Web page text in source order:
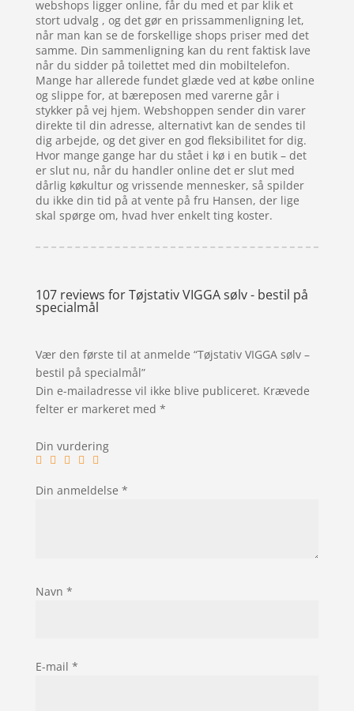
webshops ligger online, får du med et par klik et
stort udvalg , og det gør en prissammenligning let,
når man kan se de forskellige shops priser med det
samme. Din sammenligning kan du rent faktisk lave
når du sidder på toilettet med din mobiltelefon.
Mange har allerede fundet glæde ved at købe online
og slippe for, at bæreposen med varerne går i
stykker på vej hjem. Webshoppen sender din varer
direkte til din adresse, alternativt kan de sendes til
dig arbejde, og det giver en god fleksibilitet for dig.
Hvor mange gange har du stået i kø i en butik – det
er slut nu, når du handler online det er slut med
dårlig køkultur og vrissende mennesker, så spilder
du ikke din tid på at vente på fru Hansen, der lige
skal spørge om, hvad hver enkelt ting koster.
107 reviews forTøjstativ VIGGA sølv - bestil på
specialmål
Vær den første til at anmelde “Tøjstativ VIGGA sølv –
bestil på specialmål”
Din e-mailadresse vil ikke blive publiceret. Krævede
felter er markeret med *
Din vurdering
Din anmeldelse *
Navn *
E-mail *